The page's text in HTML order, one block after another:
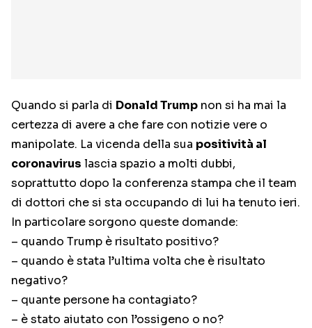
Quando si parla di Donald Trump non si ha mai la
certezza di avere a che fare con notizie vere o
manipolate. La vicenda della sua positività al
coronavirus lascia spazio a molti dubbi,
soprattutto dopo la conferenza stampa che il team
di dottori che si sta occupando di lui ha tenuto ieri.
In particolare sorgono queste domande:
– quando Trump è risultato positivo?
– quando è stata l’ultima volta che è risultato
negativo?
– quante persone ha contagiato?
– è stato aiutato con l’ossigeno o no?